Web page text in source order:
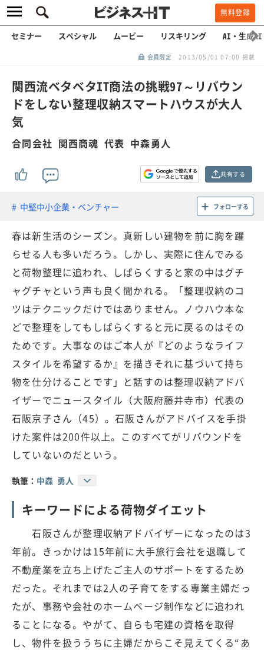
無料登録
セミナー スペシャル ムービー リスキリング AI・生成AI
会員限定 2013/05/01 07:00 掲載
関西流ベタベタIT商法の挑戦97～リバウン
ドをしない整理収納スマートハウスが大人
気
合同会社 関西商魂 代表 中森勇人
共有する
中堅中小企業・ベンチャー フォローする
春は新生活のシーズン。真新しい建物を前に胸を躍
らせる人も多いだろう。しかし、実際に住んでみる
と荷物整理に追われ、しばらくすると家の中はグチ
ャグチャという声も良く聞かれる。「整理収納のコ
ツはテクニックだけではありません。ノウハウ本な
どで整理をしてもしばらくすると元に戻るのはその
ためです。大事なのはご本人が『どのようなライフ
スタイルを希望するか』を描きそれに基づいて持ち
物を仕分けることです」と話すのは整理収納アドバ
イザーでニュースタイル（大阪府藤井寺市）代表の
石阪京子さん（45）。石阪さんがアドバイスを手掛
けた案件は200件以上。このすべてがリバウンドを
していないのだという。
執筆： 中森 勇人
キーワードによる荷物ダイエット
石阪さんが整理収納アドバイザーになったのは3
年前。きっかけは15年前に大手旅行会社を退職して
不動産業を立ち上げたご主人のサポートをするため
だった。それまでは2人の子育てをする専業主婦だっ
たが、事務や会社のホームページ制作などに追われ
ることになる。やがて、自らも宅建の資格を取得
し、物件を扱ううちに主婦だからこそ見えてくる“あ